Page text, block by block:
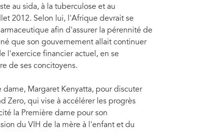
Bekele-Thomas, Coordinatrice résidente des
; James Macharia, CS Health ; Virginie Mongonou,
au sida, à la tuberculose et au
2012. Selon lui, l'Afrique devrait se
afin d'assurer la pérennité de
que son gouvernement allait continuer
l'exercice financier actuel, en se
de ses concitoyens.
Margaret Kenyatta, pour discuter
Zero, qui vise à accélérer les progrès
la Première dame pour son
du VIH de la mère à l'enfant et du